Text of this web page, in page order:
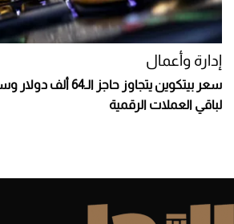
إدارة وأعمال
سعر بيتكوين يتجاوز حاجز
لباقي العملات الرقمية